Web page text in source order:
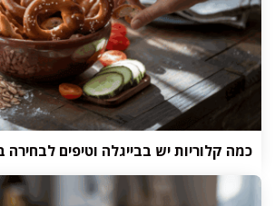
כמה קלוריות יש בבייגלה וטיפים לבחירה